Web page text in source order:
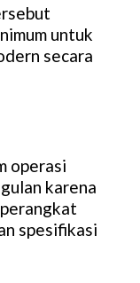
untuk
secara
operasi
karena
spesifikasi